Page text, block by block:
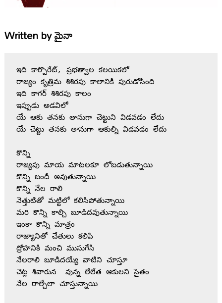
Written byమైనా
ఇది కార్పొరేట్, ప్రభత్వాల కలయికలో
రాజ్యం కృత్రిమ శిశిరపు కాలానికి పురుడోసింది
ఇది కాగర్ శిశిరపు కాలం
ఇప్పుడు అడవిలో
యే ఆకు తనకు తానుగా చెట్టుని విడవడం లేదు
యే చెట్టు తనకు తానుగా ఆకుల్ని విడవడం లేదు
కొన్ని
రాజ్యపు మాయ మాటలకూ లోబడుతున్నాయి
కొన్ని బందీ అవుతున్నాయి
కొన్ని నేల రాలి
నెత్తుటితో మట్టిలో కలిసిపోతున్నాయి
మరి కొన్ని కాల్చి బూడిదవుతున్నాయి
ఇంకా కొన్ని మాత్రం
రాజ్యానితో చేతులు కలిపి
ద్రోహనికి మంచి ముసుగేసి
నేలరాలి బూడిదయ్యే వాటిని చూస్తూ
చెట్ల శివారున  వున్న లేలేత ఆకులని సైతం
నేల రాల్చేలా చూస్తున్నాయి